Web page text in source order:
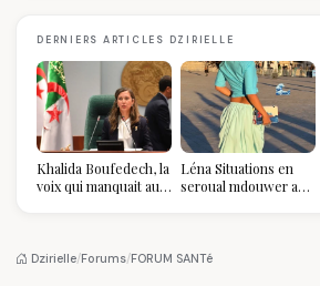
DERNIERS ARTICLES DZIRIELLE
Khalida Boufedech, la
voix qui manquait au
Léna Situations en
seroual mdouwer au
pièce mode de l'été
Dzirielle/Forums/FORUM SANTé